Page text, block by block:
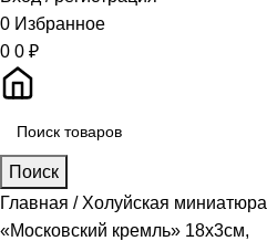
0 Избранное
0 0 ₽
Поиск
Главная
Холуйская миниатюра
«Московский кремль» 18х3см,